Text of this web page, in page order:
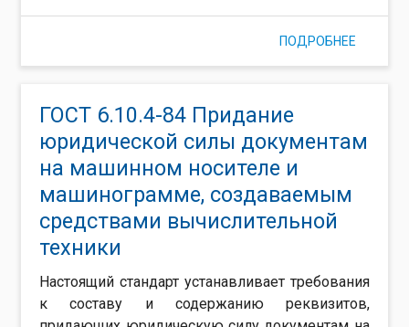
ПОДРОБНЕЕ
5966-
ГОСТ 6.10.4-84 Придание
юридической силы документам
на машинном носителе и
машинограмме, создаваемым
средствами вычислительной
техники
Настоящий стандарт устанавливает требования
к составу и содержанию реквизитов,